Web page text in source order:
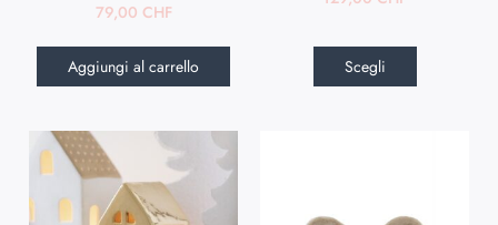
79,00 CHF
Aggiungi al carrello Scegli